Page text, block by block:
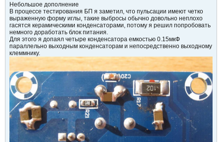
Небольшое дополнение
В процессе тестирования БП я заметил, что пульсации имеют четко
выраженную форму иглы, такие выбросы обычно довольно неплохо
гасятся керамическими конденсаторами, потому я решил попробовать
немного доработать блок питания.
Для этого я допаял четыре конденсатора емкостью 0.15мкФ
параллельно выходным конденсаторам и непосредственно выходному
клеммнику.